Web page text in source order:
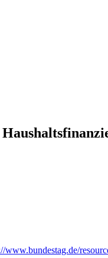
www.bundestag.de/